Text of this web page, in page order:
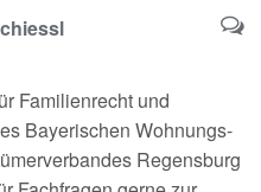
Familienrecht und
Bayerischen Wohnungs-
Regensburg